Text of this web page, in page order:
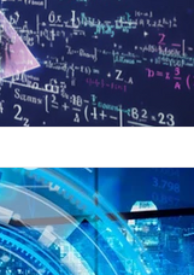
FUNDACJA
Dem. Republika